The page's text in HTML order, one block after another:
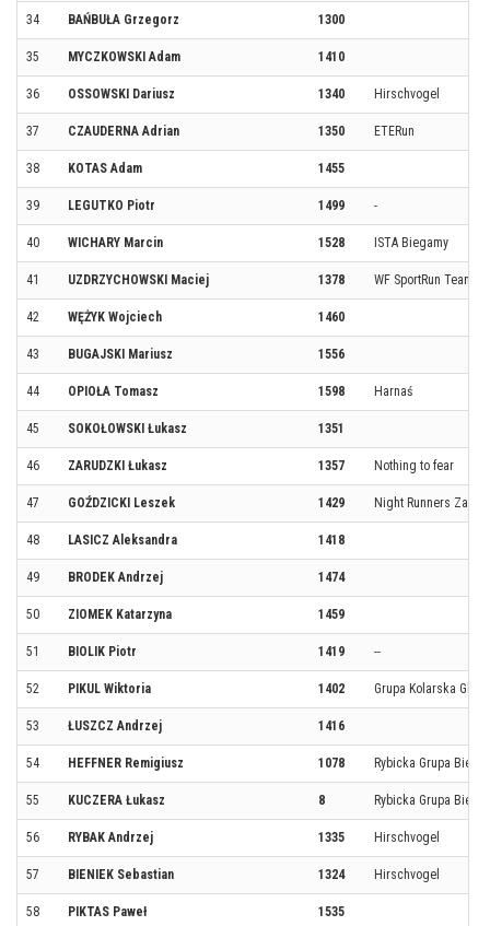
34 BAŃBUŁA Grzegorz 1300
35 MYCZKOWSKI Adam 1410
36 OSSOWSKI Dariusz 1340 Hirschvogel
37 CZAUDERNA Adrian 1350 ETERun
38 KOTAS Adam 1455
39 LEGUTKO Piotr 1499 -
40 WICHARY Marcin 1528 ISTA Biegamy
41 UZDRZYCHOWSKI Maciej 1378 WF SportRun Team
42 WĘŻYK Wojciech 1460
43 BUGAJSKI Mariusz 1556
44 OPIOŁA Tomasz 1598 Harnaś
45 SOKOŁOWSKI Łukasz 1351
46 ZARUDZKI Łukasz 1357 Nothing to fear
47 GOŹDZICKI Leszek 1429 Night Runners
48 LASICZ Aleksandra 1418
49 BRODEK Andrzej 1474
50 ZIOMEK Katarzyna 1459
51 BIOLIK Piotr 1419 --
52 PIKUL Wiktoria 1402 Grupa Kolarska
53 ŁUSZCZ Andrzej 1416
54 HEFFNER Remigiusz 1078 Rybicka Grupa
55 KUCZERA Łukasz 8 Rybicka Grupa
56 RYBAK Andrzej 1335 Hirschvogel
57 BIENIEK Sebastian 1324 Hirschvogel
58 PIKTAS Paweł 1535